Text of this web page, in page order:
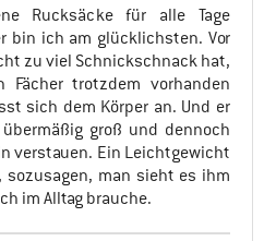
Rucksäcke für alle Tage
bin ich am glücklichsten. Vor
zu viel Schnickschnack hat,
Fächer trotzdem vorhanden
sich dem Körper an. Und er
groß und dennoch
verstauen. Ein Leichtgewicht
man sieht es ihm
im Alltag brauche.